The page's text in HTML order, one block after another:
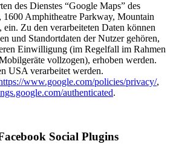
des Dienstes “Google Maps” des
Amphitheatre Parkway, Mountain
Zu den verarbeiteten Daten können
und Standortdaten der Nutzer gehören,
Einwilligung (im Regelfall im Rahmen
vollzogen), erhoben werden.
USA verarbeitet werden.
www.google.com/policies/privacy/,
authenticated.
Social Plugins